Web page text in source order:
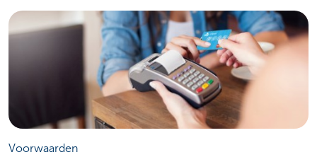
Voorwaarden